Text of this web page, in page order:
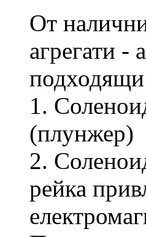
От
агрегати -
1.
(плунжер)
2.
рейка